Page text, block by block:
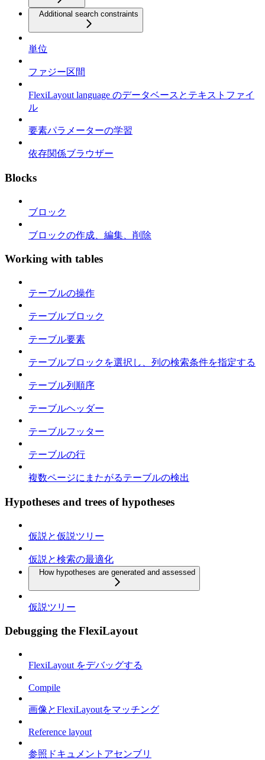
Additional search constraints
単位
ファジー区間
FlexiLayout language のデータベースとテキストファイ
ル
要素パラメーターの学習
依存関係ブラウザー
Blocks
ブロック
ブロックの作成、編集、削除
Working with tables
テーブルの操作
テーブルブロック
テーブル要素
テーブルブロックを選択し、列の検索条件を指定する
テーブル列順序
テーブルヘッダー
テーブルフッター
テーブルの行
複数ページにまたがるテーブルの検出
Hypotheses and trees of hypotheses
仮説と仮説ツリー
仮説と検索の最適化
How hypotheses are generated and assessed
仮説ツリー
Debugging the FlexiLayout
FlexiLayout をデバッグする
Compile
画像とFlexiLayoutをマッチング
Reference layout
参照ドキュメントアセンブリ